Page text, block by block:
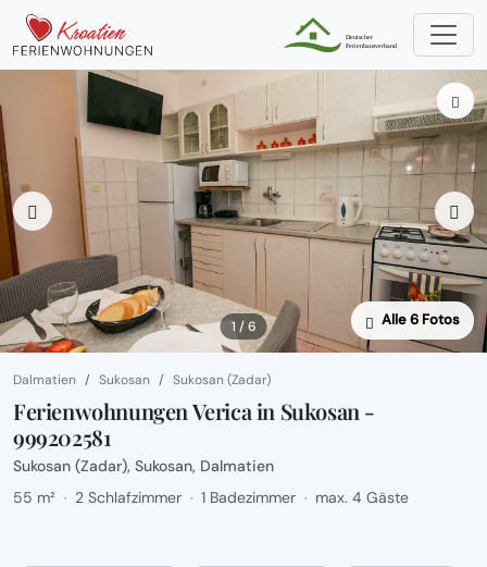
1 / 6 Alle 6 Fotos
Dalmatien Sukosan Sukosan (Zadar)
Ferienwohnungen Verica in Sukosan -
999202581
Sukosan (Zadar), Sukosan, Dalmatien
55 m² · 2 Schlafzimmer · 1 Badezimmer · max. 4 Gäste